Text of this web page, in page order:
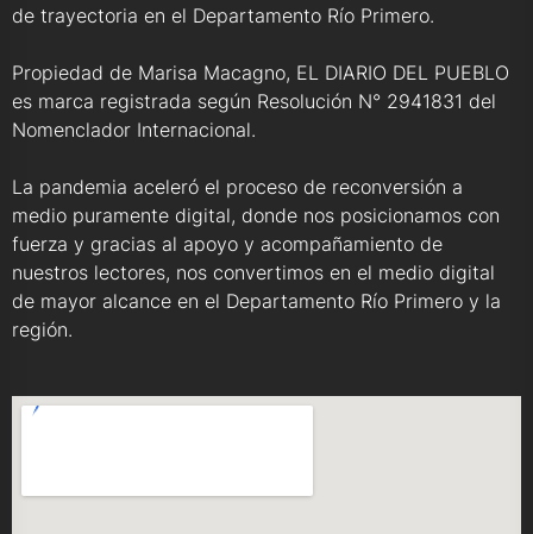
de trayectoria en el Departamento Río Primero.
Propiedad de Marisa Macagno, EL DIARIO DEL PUEBLO
es marca registrada según Resolución N° 2941831 del
Nomenclador Internacional.
La pandemia aceleró el proceso de reconversión a
medio puramente digital, donde nos posicionamos con
fuerza y gracias al apoyo y acompañamiento de
nuestros lectores, nos convertimos en el medio digital
de mayor alcance en el Departamento Río Primero y la
región.